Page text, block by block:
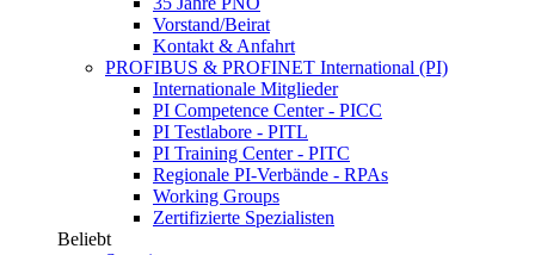
Vorstand/Beirat
Kontakt & Anfahrt
PROFIBUS & PROFINET International (PI)
Internationale Mitglieder
PI Competence Center - PICC
PI Testlabore - PITL
PI Training Center - PITC
Regionale PI-Verbände - RPAs
Working Groups
Zertifizierte Spezialisten
Beliebt